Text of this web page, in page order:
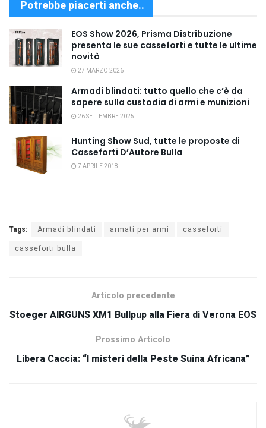
Potrebbe piacerti anche..
EOS Show 2026, Prisma Distribuzione
presenta le sue casseforti e tutte le ultime
novità
27 MARZO 2026
Armadi blindati: tutto quello che c’è da
sapere sulla custodia di armi e munizioni
26 SETTEMBRE 2025
Hunting Show Sud, tutte le proposte di
Casseforti D’Autore Bulla
7 APRILE 2018
Tags: Armadi blindati armati per armi
casseforti
casseforti bulla
Articolo precedente
Stoeger AIRGUNS XM1 Bullpup alla Fiera di Verona EOS
Prossimo Articolo
Libera Caccia: “I misteri della Peste Suina Africana”